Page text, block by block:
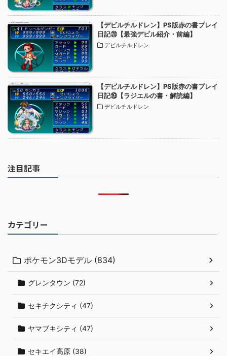
【デビルチルドレン】PS版赤の書プレイ
日記⑳【最強デビル紹介・前編】
デビルチルドレン
【デビルチルドレン】PS版赤の書プレイ
日記⑲【ラジエルの書・解読編】
デビルチルドレン
注目記事
カテゴリー
ポケモン3Dモデル (834)
グレンタウン (72)
セキチクシティ (47)
ヤマブキシティ (47)
セキエイ高原 (38)